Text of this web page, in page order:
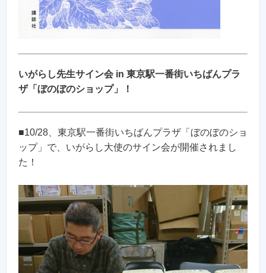
いがらし先生サイン会 in 東京駅一番街いちばんプラ
ザ「ぼのぼのショップ」！
■10/28、東京駅一番街いちばんプラザ「ぼのぼのショ
ップ」で、いがらし大使のサイン会が開催されまし
た！